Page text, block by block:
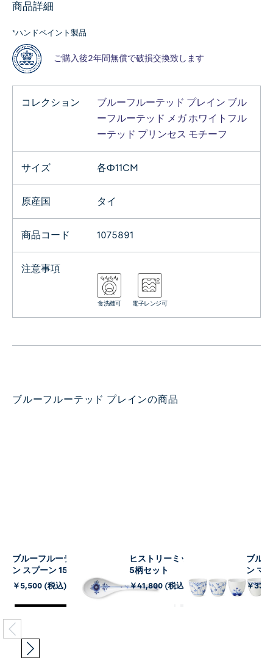
商品詳細
*ハンドペイント製品
ご購入後2年間無償で破損交換致します
コレクション ブルーフルーテッド プレイン ブル
ーフルーテッド メガホワイトフル
ーテッド プリンセス モチーフ
サイズ 各Φ11CM
原産国 タイ
商品コード 1075891
注意事項
食洗機可 電子レンジ可
ブルーフルーテッド プレインの商品
ブルーフルーテッド プレイ
ン スプーン 15㎝
￥5,500 (税込)
ヒストリーミックス カップ
5柄セット
￥41,800 (税込)
ブル
ン マ
￥